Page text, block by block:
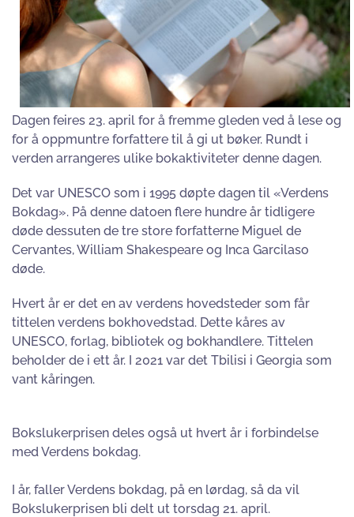
Dagen feires 23. april for å fremme gleden ved å lese og
for å oppmuntre forfattere til å gi ut bøker. Rundt i
verden arrangeres ulike bokaktiviteter denne dagen.
Det var UNESCO som i 1995 døpte dagen til «Verdens
Bokdag». På denne datoen flere hundre år tidligere
døde dessuten de tre store forfatterne Miguel de
Cervantes, William Shakespeare og Inca Garcilaso
døde.
Hvert år er det en av verdens hovedsteder som får
tittelen verdens bokhovedstad. Dette kåres av
UNESCO, forlag, bibliotek og bokhandlere. Tittelen
beholder de i ett år. I 2021 var det Tbilisi i Georgia som
vant kåringen.
Bokslukerprisen deles også ut hvert år i forbindelse
med Verdens bokdag.
I år, faller Verdens bokdag, på en lørdag, så da vil
Bokslukerprisen bli delt ut torsdag 21. april.